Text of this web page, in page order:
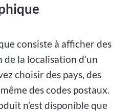
consiste à afficher des
la localisation d’un
choisir des pays, des
des codes postaux.
n’est disponible que